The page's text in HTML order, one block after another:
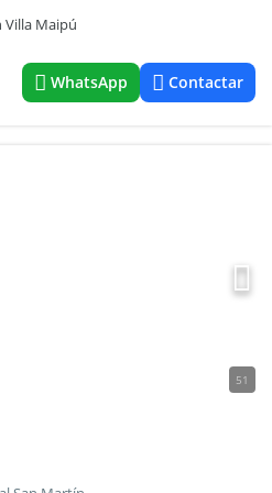
Villa Maipú
WhatsApp Contactar
51